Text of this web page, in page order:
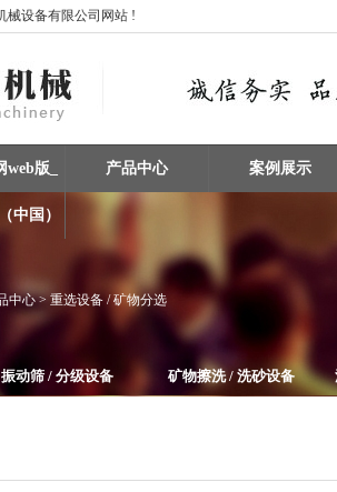
械设备有限公司网站 !
版_
中国）
产品中心 案例展示
中心 > 重选设备 / 矿物分选
振动筛 / 分级设备 矿物擦洗 / 洗砂设备